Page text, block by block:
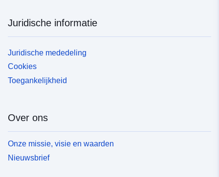
Juridische informatie
Juridische mededeling
Cookies
Toegankelijkheid
Over ons
Onze missie, visie en waarden
Nieuwsbrief